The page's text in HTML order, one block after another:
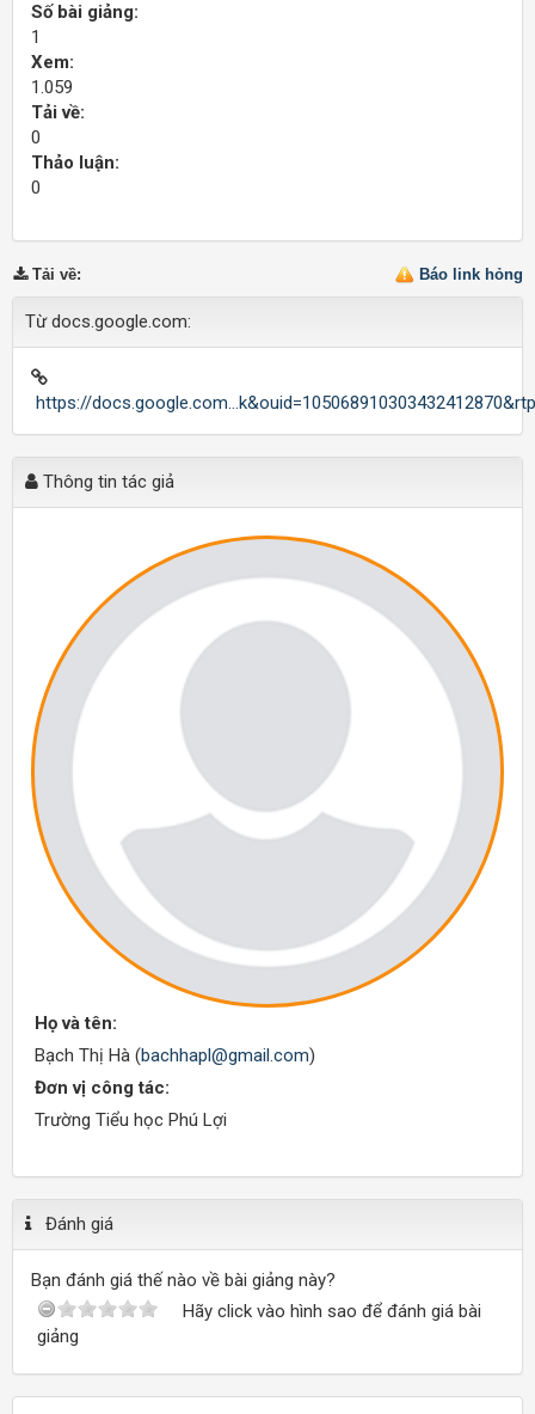
Số bài giảng:
1
Xem:
1.059
Tải về:
0
Thảo luận:
0
Báo link hỏng
Tải về:
Từ docs.google.com:
https://
Thông tin tác giả
Họ và tên:
Bạch Thị Hà (bachhapl@gmail.com)
Đơn vị công tác:
Trường Tiểu học Phú Lợi
Đánh giá
Bạn đánh giá thế nào về bài giảng này?
Hãy click vào hình sao để đánh giá bài
giảng